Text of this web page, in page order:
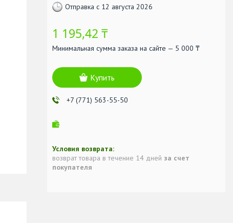
Отправка с 12 августа 2026
1 195,42 ₸
Минимальная сумма заказа на сайте — 5 000 ₸
Купить
+7 (771) 563-55-50
возврат товара в течение 14 дней за счет
покупателя